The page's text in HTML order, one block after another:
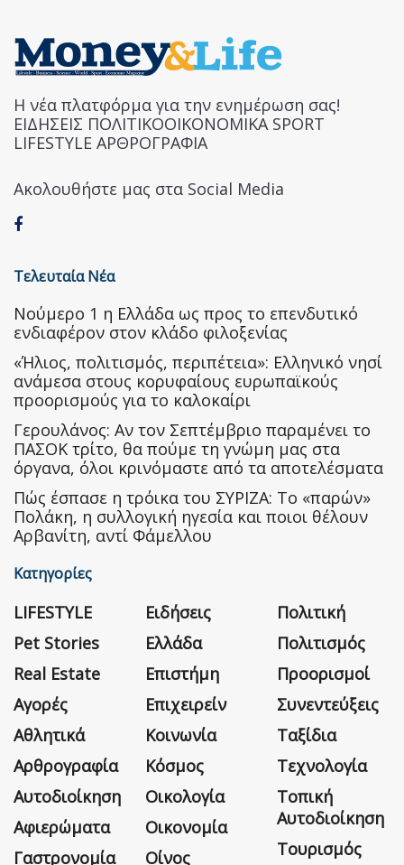
Η νέα πλατφόρμα για την ενημέρωση σας!
ΕΙΔΗΣΕΙΣ ΠΟΛΙΤΙΚΟΟΙΚΟΝΟΜΙΚΑ SPORT
LIFESTYLE ΑΡΘΡΟΓΡΑΦΙΑ
Ακολουθήστε μας στα Social Media
Τελευταία Νέα
Nούμερο 1 η Ελλάδα ως προς το επενδυτικό
ενδιαφέρον στον κλάδο φιλοξενίας
«Ήλιος, πολιτισμός, περιπέτεια»: Ελληνικό νησί
ανάμεσα στους κορυφαίους ευρωπαϊκούς
προορισμούς για το καλοκαίρι
Γερουλάνος: Αν τον Σεπτέμβριο παραμένει το
ΠΑΣΟΚ τρίτο, θα πούμε τη γνώμη μας στα
όργανα, όλοι κρινόμαστε από τα αποτελέσματα
Πώς έσπασε η τρόικα του ΣΥΡΙΖΑ: Το «παρών»
Πολάκη, η συλλογική ηγεσία και ποιοι θέλουν
Αρβανίτη, αντί Φάμελλου
Κατηγορίες
LIFESTYLE
Pet Stories
Real Estate
Αγορές
Αθλητικά
Αρθρογραφία
Αυτοδιοίκηση
Αφιερώματα
Γαστρονομία
Ειδήσεις
Ελλάδα
Επιστήμη
Επιχειρείν
Κοινωνία
Κόσμος
Οικολογία
Οικονομία
Οίνος
Πολιτική
Πολιτισμός
Προορισμοί
Συνεντεύξεις
Ταξίδια
Τεχνολογία
Τοπική
Αυτοδιοίκηση
Τουρισμός